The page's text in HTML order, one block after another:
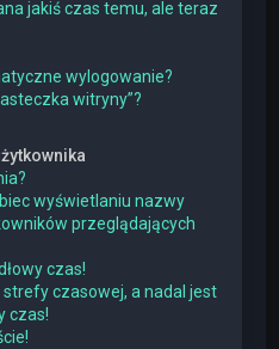
jakiś czas temu, ale teraz
wylogowanie?
witryny”?
wyświetlaniu nazwy
przeglądających
czas!
czasowej, a nadal jest
czas!